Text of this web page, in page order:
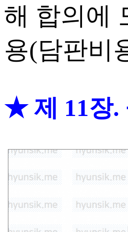
해 합의에
용(담판비
★ 제 11장.